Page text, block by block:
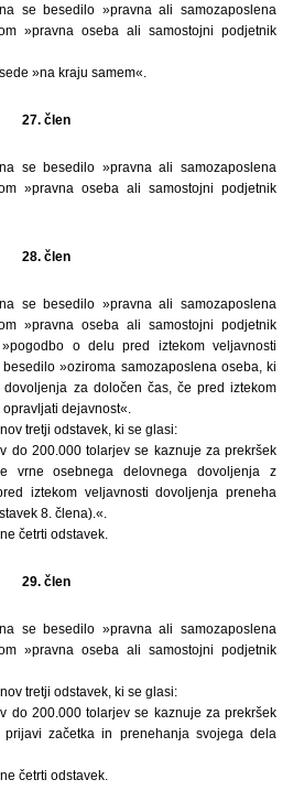
se besedilo »pravna ali samozaposlena
»pravna oseba ali samostojni podjetnik
»na kraju samem«.
27. člen
se besedilo »pravna ali samozaposlena
»pravna oseba ali samostojni podjetnik
28. člen
se besedilo »pravna ali samozaposlena
»pravna oseba ali samostojni podjetnik
o delu pred iztekom veljavnosti
»oziroma samozaposlena oseba, ki
za določen čas, če pred iztekom
dejavnost«.
tretji odstavek, ki se glasi:
do 200.000 tolarjev se kaznuje za prekršek
vrne osebnega delovnega dovoljenja z
iztekom veljavnosti dovoljenja preneha
8. člena).«.
četrti odstavek.
29. člen
se besedilo »pravna ali samozaposlena
»pravna oseba ali samostojni podjetnik
tretji odstavek, ki se glasi:
do 200.000 tolarjev se kaznuje za prekršek
začetka in prenehanja svojega dela
četrti odstavek.